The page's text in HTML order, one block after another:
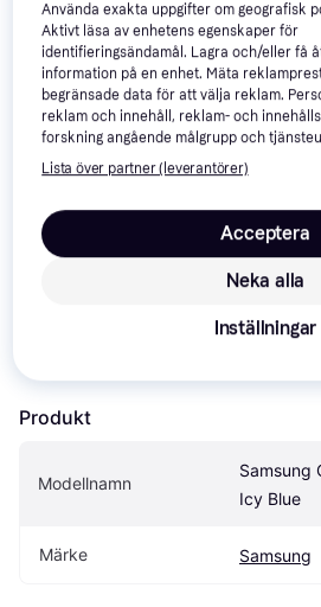
Om produkten
Lägsta pris på Samsung Galaxy
Blue
, vilket är det billigaste
butik.
Jämför:
Samsung Mobiltelefoner
Produkt
Modellnamn
Samsung
Icy Blue
Märke Samsung
Använda exakta uppgifter om geografisk
Aktivt läsa av enhetens egenskaper för
identifieringsändamål. Lagra och/eller få
information på en enhet. Mäta
begränsade data för att välja reklam.
reklam och innehåll, reklam- och
forskning angående målgrupp och
Lista över partner (leverantörer)
Neka alla
Acceptera
Inställningar